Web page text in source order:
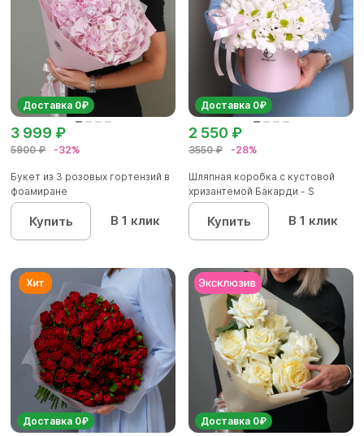
Доставка 0₽
5900 ₽ -32%
3 999 ₽
Букет из 3 розовых гортензий в
фоамиране
Купить В 1 клик
Доставка 0₽
3550 ₽ -28%
2 550 ₽
Шляпная коробка с кустовой
хризантемой Бакарди - S
Купить В 1 клик
Доставка 0₽ Доставка 0₽